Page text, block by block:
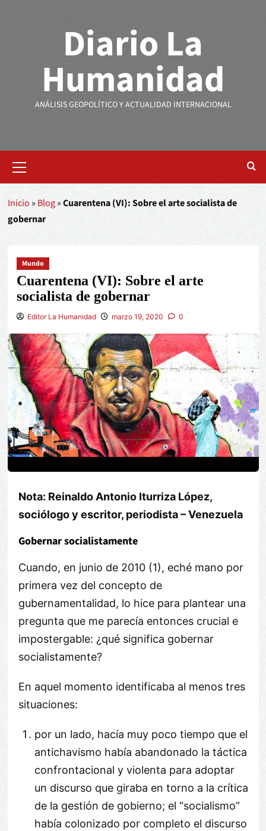
Diario La
Humanidad
ANÁLISIS GEOPOLÍTICO Y ACTUALIDAD INTERNACIONAL
Inicio » Blog»Cuarentena (VI): Sobre el arte socialista de
gobernar
Mundo
Cuarentena (VI): Sobre el arte
socialista de gobernar
Editor La Humanidad marzo 19, 2020 0
Nota: Reinaldo Antonio Iturriza López,
sociólogo y escritor, periodista – Venezuela
Gobernar socialistamente
Cuando, en junio de 2010 (1), eché mano por
primera vez del concepto de
gubernamentalidad, lo hice para plantear una
pregunta que me parecía entonces crucial e
impostergable: ¿qué significa gobernar
socialistamente?
En aquel momento identificaba al menos tres
situaciones:
por un lado, hacía muy poco tiempo que el
antichavismo había abandonado la táctica
confrontacional y violenta para adoptar
un discurso que giraba en torno a la crítica
de la gestión de gobierno; el “socialismo”
había colonizado por completo el discurso